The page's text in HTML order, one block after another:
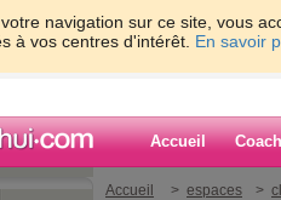
navigation sur ce site, vous
à vos centres d'intérêt. En savoir
Accueil
Accueil > espaces >